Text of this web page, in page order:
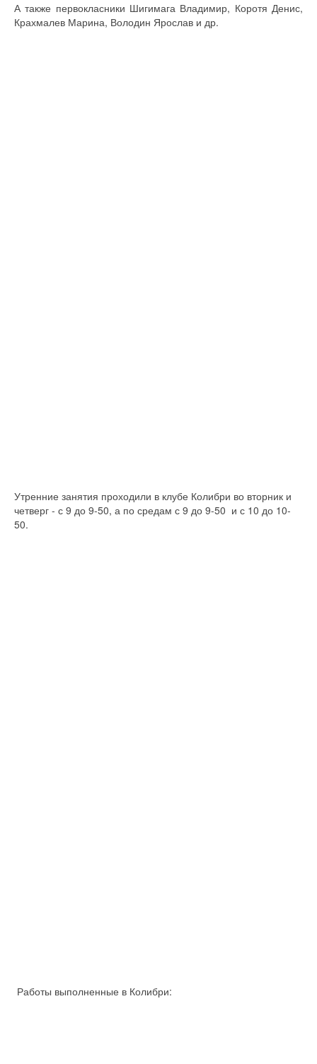
А также первокласники Шигимага Владимир, Коротя Денис,
Крахмалев Марина, Володин Ярослав и др.
Утренние занятия проходили в клубе Колибри во вторник и
четверг - с 9 до 9-50, а по средам с 9 до 9-50 и с 10 до 10-
50.
Работы выполненные в Колибри: